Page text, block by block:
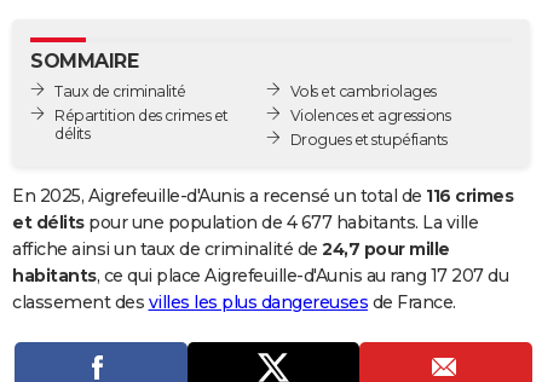
GUIDES D'ACHAT
BONS PLANS
Carte de Noël
Carte Bonne année
Carte Saint-Valentin
Carte Pâques
Carte d'anniversaire
DICTIONNAIRE
Dictionnaire
Biographies
Citations
Expressions
Proverbes
PROGRAMME TV
Se connecter
Entreprises
Service militaire
Avis de recherche
AVIS DE DÉCÈS
SOMMAIRE
Taux de criminalité
Répartition des crimes et
délits
Vols et cambriolages
Violences et agressions
Drogues et stupéfiants
En 2025, Aigrefeuille-d'Aunis a recensé un total de 116 crimes
et délitspour une population de 4 677 habitants. La ville
affiche ainsi un taux de criminalité de 24,7 pour mille
habitants, ce qui place Aigrefeuille-d'Aunis au rang 17 207 du
classement des villes les plus dangereuses de France.